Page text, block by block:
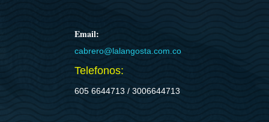
Email:
cabrero@lalangosta.com.co
Telefonos:
605 6644713 / 3006644713